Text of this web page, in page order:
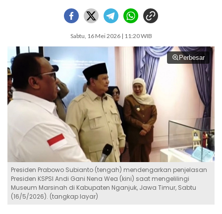
Sabtu, 16 Mei 2026 | 11:20 WIB
Perbesar
Presiden Prabowo Subianto (tengah) mendengarkan penjelasan
Presiden KSPSI Andi Gani Nena Wea (kini) saat mengelilingi
Museum Marsinah di Kabupaten Nganjuk, Jawa Timur, Sabtu
(16/5/2026). (tangkap layar)